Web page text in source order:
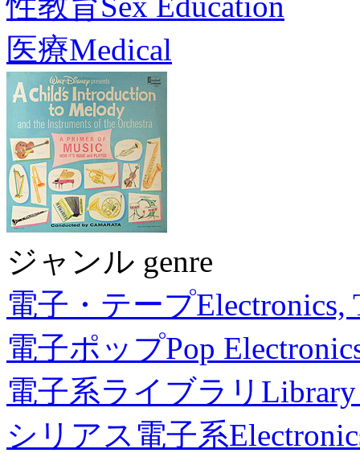
医療Medical
ジャンル genre
電子・テープElectronics,
電子ポップPop
電子系ライブラリ
シリアス電子系